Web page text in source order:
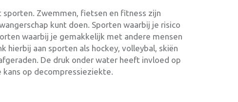
Zwemmen, fietsen en fitness zijn
kunt doen. Sporten waarbij je risico
waarbij je gemakkelijk met andere mensen
hierbij aan sporten als hockey, volleybal, skiën
De druk onder water heeft invloed op
kans op decompressieziekte.